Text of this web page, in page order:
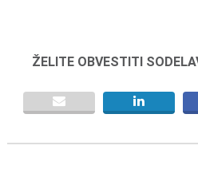
ŽELITE OBVESTITI